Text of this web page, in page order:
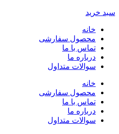
سبد خرید
خانه
محصول سفارشی
تماس با ما
درباره ما
سوالات متداول
خانه
محصول سفارشی
تماس با ما
درباره ما
سوالات متداول